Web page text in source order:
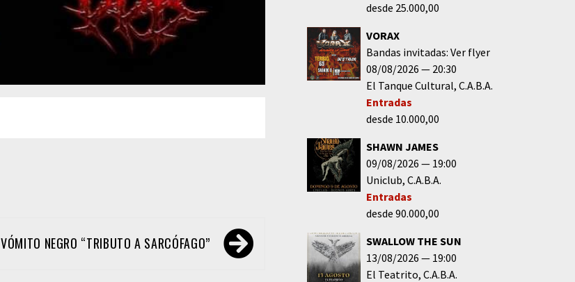
VÓMITO NEGRO “TRIBUTO A SARCÓFAGO”
desde 25.000,00
VORAX
Bandas invitadas: Ver flyer
08/08/2026
20:30
El Tanque Cultural C.A.B.A.
Entradas
desde 10.000,00
SHAWN JAMES
09/08/2026
19:00
Uniclub C.A.B.A.
Entradas
desde 90.000,00
SWALLOW THE SUN
13/08/2026
19:00
El Teatrito C.A.B.A.